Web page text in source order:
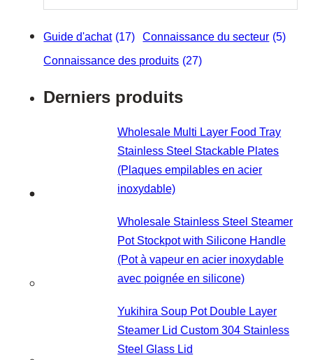
Guide d'achat (17) Connaissance du secteur (5)
Connaissance des produits (27)
Derniers produits
Wholesale Multi Layer Food Tray
Stainless Steel Stackable Plates
(Plaques empilables en acier
inoxydable)
Wholesale Stainless Steel Steamer
Pot Stockpot with Silicone Handle
(Pot à vapeur en acier inoxydable
avec poignée en silicone)
Yukihira Soup Pot Double Layer
Steamer Lid Custom 304 Stainless
Steel Glass Lid